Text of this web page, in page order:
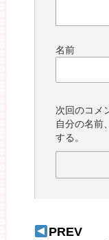
名前
次回のコメ
自分の名前
する。
PREV